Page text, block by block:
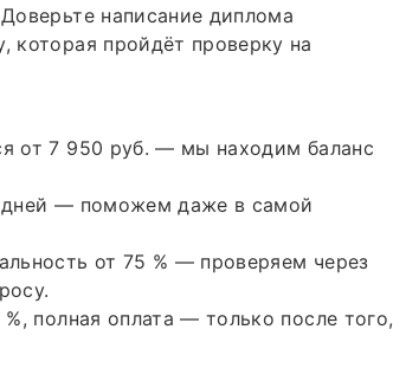
написание диплома
которая пройдёт проверку на
от 7 950 руб. — мы находим баланс
дней — поможем даже в самой
от 75 % — проверяем через
полная оплата — только после того,